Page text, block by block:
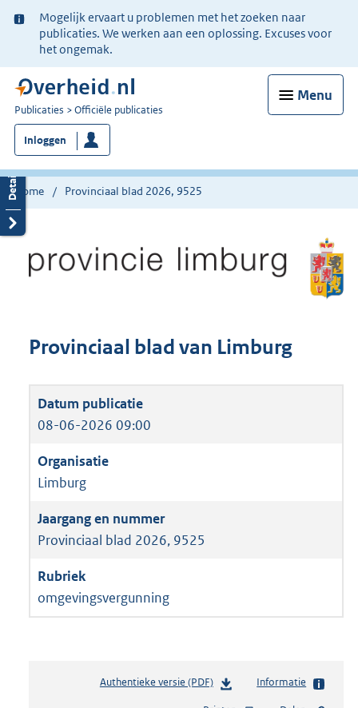
Ter
informatie:
Mogelijk ervaart u problemen met het zoeken naar
publicaties. We werken aan een oplossing. Excuses voor
het ongemak.
Menu
U
bent
nu
hier:
Publicaties Officiële publicaties
Inloggen
Home Provinciaal blad 2026, 9525
Provinciaal blad van Limburg
08-06-2026 09:00
Limburg
Provinciaal blad 2026, 9525
omgevingsvergunning
Authentieke versie (PDF)b
Informatie